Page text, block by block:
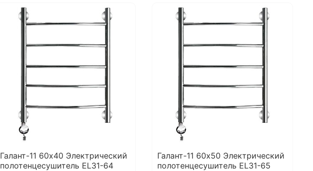
Галант-11 60х40 Электрический
полотенцесушитель EL31-64
Галант-11 60х50 Электрический
полотенцесушитель EL31-65